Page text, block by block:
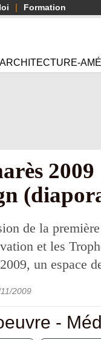
Formation
ARCHITECTURE-
de la
et les
un espace
2009
-